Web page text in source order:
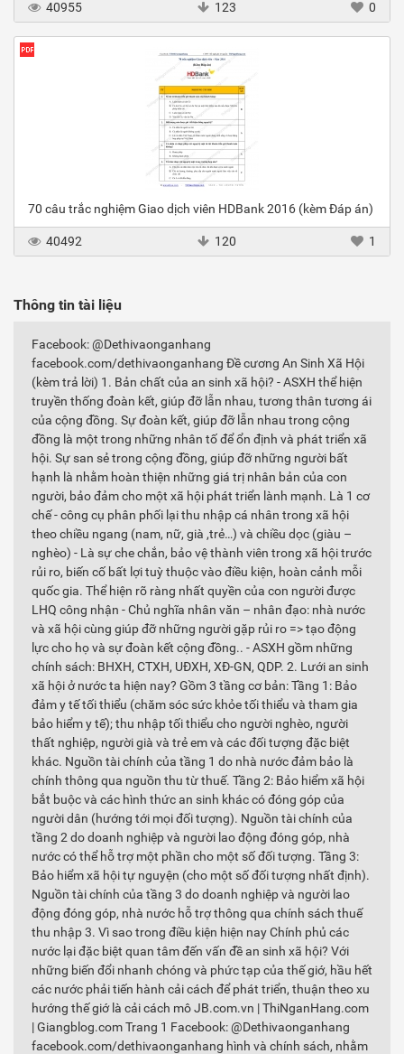
40955 123 0
70 câu trắc nghiệm Giao dịch viên HDBank 2016 (kèm Đáp án)
40492 120 1
Thông tin tài liệu
Facebook: @Dethivaonganhang
facebook.com/dethivaonganhang Đề cương An Sinh Xã Hội
(kèm trả lời) 1. Bản chất của an sinh xã hội? - ASXH thể hiện
truyền thống đoàn kết, giúp đỡ lẫn nhau, tương thân tương ái
của cộng đồng. Sự đoàn kết, giúp đỡ lẫn nhau trong cộng
đồng là một trong những nhân tố để ổn định và phát triển xã
hội. Sự san sẻ trong cộng đồng, giúp đỡ những người bất
hạnh là nhằm hoàn thiện những giá trị nhân bản của con
người, bảo đảm cho một xã hội phát triển lành mạnh. Là 1 cơ
chế - công cụ phân phối lại thu nhập cá nhân trong xã hội
theo chiều ngang (nam, nữ, già ,trẻ…) và chiều dọc (giàu –
nghèo) - Là sự che chắn, bảo vệ thành viên trong xã hội trước
rủi ro, biến cố bất lợi tuỳ thuộc vào điều kiện, hoàn cảnh mỗi
quốc gia. Thể hiện rõ ràng nhất quyền của con người được
LHQ công nhận - Chủ nghĩa nhân văn – nhân đạo: nhà nước
và xã hội cùng giúp đỡ những người gặp rủi ro => tạo động
lực cho họ và sự đoàn kết cộng đồng.. - ASXH gồm những
chính sách: BHXH, CTXH, UĐXH, XĐ-GN, QDP. 2. Lưới an sinh
xã hội ở nước ta hiện nay? Gồm 3 tầng cơ bản: Tầng 1: Bảo
đảm y tế tối thiểu (chăm sóc sức khỏe tối thiểu và tham gia
bảo hiểm y tế); thu nhập tối thiểu cho người nghèo, người
thất nghiệp, người già và trẻ em và các đối tượng đặc biệt
khác. Nguồn tài chính của tầng 1 do nhà nước đảm bảo là
chính thông qua nguồn thu từ thuế. Tầng 2: Bảo hiểm xã hội
bắt buộc và các hình thức an sinh khác có đóng góp của
người dân (hướng tới mọi đối tượng). Nguồn tài chính của
tầng 2 do doanh nghiệp và người lao động đóng góp, nhà
nước có thể hỗ trợ một phần cho một số đối tượng. Tầng 3:
Bảo hiểm xã hội tự nguyện (cho một số đối tượng nhất định).
Nguồn tài chính của tầng 3 do doanh nghiệp và người lao
động đóng góp, nhà nước hỗ trợ thông qua chính sách thuế
thu nhập 3. Vì sao trong điều kiện hiện nay Chính phủ các
nước lại đặc biệt quan tâm đến vấn đề an sinh xã hội? Với
những biến đổi nhanh chóng và phức tạp của thế giớ, hầu hết
các nước phải tiến hành cải cách để phát triển, thuận theo xu
hướng thế giớ là cải cách mô JB.com.vn | ThiNganHang.com
| Giangblog.com Trang 1 Facebook: @Dethivaonganhang
facebook.com/dethivaonganhang hình và chính sách, nhằm